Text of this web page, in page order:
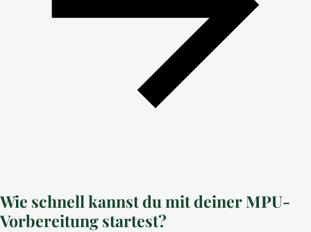
Wie schnell kannst du mit deiner MPU-
Vorbereitung startest?